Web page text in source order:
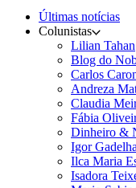
Últimas notícias
Colunistas
Lilian Tahan
Blog do
Carlos
Andreza
Claudia
Fábia
Dinheiro &
Igor Gadelha
Ilca Maria
Isadora